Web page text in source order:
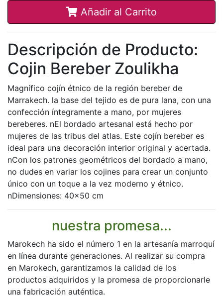
Añadir al Carrito
Descripción de Producto:
Cojin Bereber Zoulikha
Magnífico cojín étnico de la región bereber de
Marrakech. la base del tejido es de pura lana, con una
confección íntegramente a mano, por mujeres
bereberes. nEl bordado artesanal está hecho por
mujeres de las tribus del atlas. Este cojín bereber es
ideal para una decoración interior original y acertada.
nCon los patrones geométricos del bordado a mano,
no dudes en variar los cojines para crear un conjunto
único con un toque a la vez moderno y étnico.
nDimensiones: 40x50 cm
nuestra promesa...
Marokech ha sido el número 1 en la artesanía marroquí
en línea durante generaciones. Al realizar su compra
en Marokech, garantizamos la calidad de los
productos adquiridos y la promesa de proporcionarle
una fabricación auténtica.